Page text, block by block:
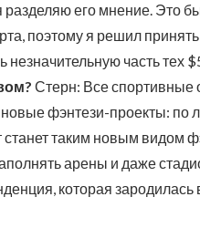
его мнение. Это
поэтому я решил
часть тех
Стерн: Все спортивные
фэнтези-проекты: по
таким новым видом
арены и даже
которая зародилась